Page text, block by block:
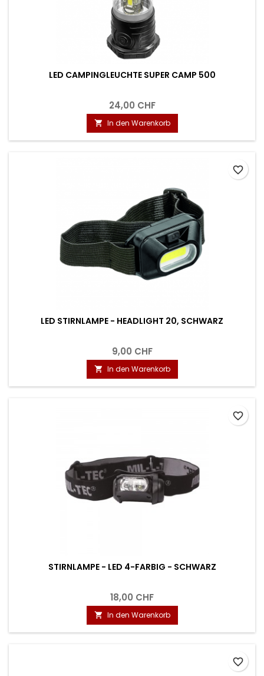
LED CAMPINGLEUCHTE SUPER CAMP 500
24,00 CHF
 In den Warenkorb
LED STIRNLAMPE - HEADLIGHT 20, SCHWARZ
9,00 CHF
 In den Warenkorb
favorite_border
STIRNLAMPE - LED 4-FARBIG - SCHWARZ
18,00 CHF
 In den Warenkorb
favorite_border
favorite_border